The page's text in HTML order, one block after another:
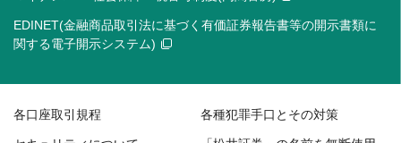
EDINET(金融商品取引法に基づく有価証券報告書等の開示書類に
関する電子開示システム)
各口座取引規程 各種犯罪手口とその対策